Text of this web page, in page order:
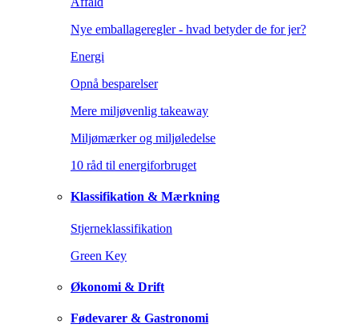
Nye emballageregler - hvad betyder de for jer?
Energi
Opnå besparelser
Mere miljøvenlig takeaway
Miljømærker og miljøledelse
10 råd til energiforbruget
Klassifikation & Mærkning
Stjerneklassifikation
Green Key
Økonomi & Drift
Fødevarer & Gastronomi